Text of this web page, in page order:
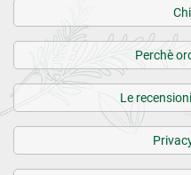
Perchè
Le